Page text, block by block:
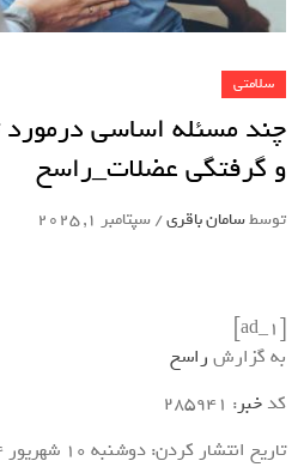
سلامتی
چند مسئله اساسی
و گرفتگی عضلات_راسخ
توسطسامان باقری/سپتامبر 1, 2025
[ad_1]
به گزارش راسخ
کدخبر: 285941
تاریخ انتشار کردن: دوشنبه 10 شهريور 1404 – 10:18